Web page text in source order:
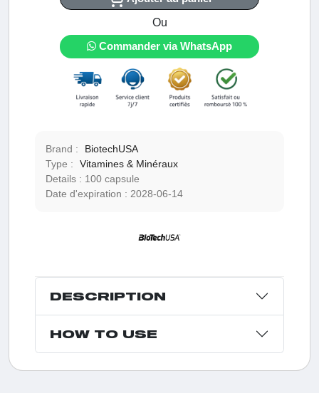
Ou
Commander via WhatsApp
Brand :
BiotechUSA
Type :
Vitamines & Minéraux
Details :
100 capsule
Date d'expiration : 2028-06-14
DESCRIPTION
HOW TO USE